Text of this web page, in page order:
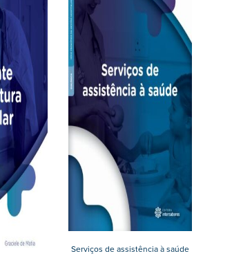
Serviços de assistência à saúde